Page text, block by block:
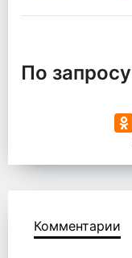
По запросу
Комментарии